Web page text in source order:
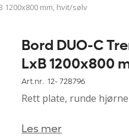
1200x800 mm, hvit/sølv
Bord DUO-C
LxB 1200x800
Art.nr. 12-728796
Rett plate, runde
Les mer